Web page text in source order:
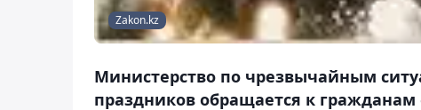
Zakon.kz
Министерство по чрезвычайным
праздников обращается к